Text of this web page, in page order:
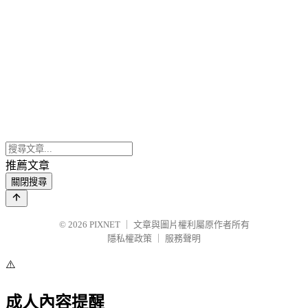
推薦文章
關閉搜尋
© 2026 PIXNET
文章與圖片權利屬原作者所有
隱私權政策
服務聲明
⚠️
成人內容提醒